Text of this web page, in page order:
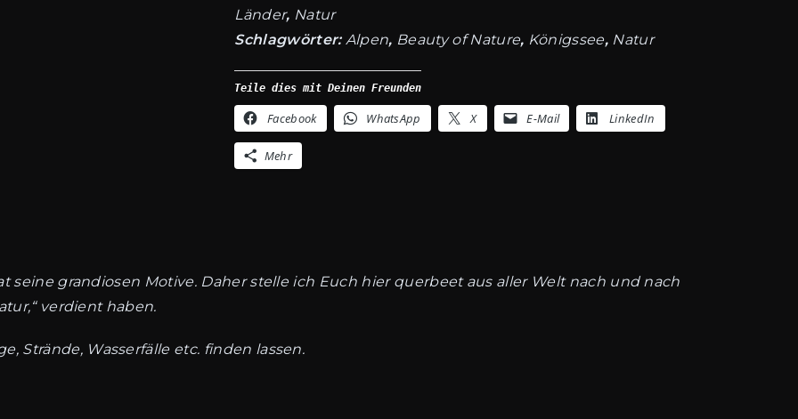
Länder, Natur
Schlagwörter: Alpen, Beauty of Nature, Königssee, Natur
Teile dies mit Deinen Freunden
Facebook WhatsApp X E-Mail LinkedIn
Mehr
seine grandiosen Motive. Daher stelle ich Euch hier querbeet aus aller Welt nach und nach
verdient haben.
Strände, Wasserfälle etc. finden lassen.